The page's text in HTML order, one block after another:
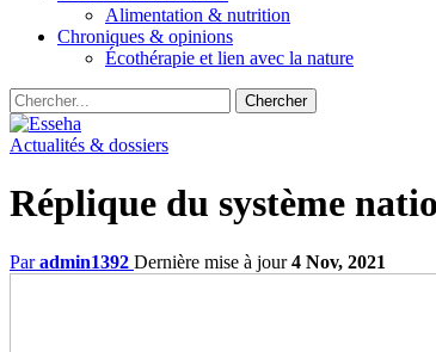
Alimentation & nutrition
Chroniques & opinions
Écothérapie et lien avec la nature
Actualités & dossiers
Réplique du système
Paradmin1392 Dernière mise à jour4 Nov, 2021